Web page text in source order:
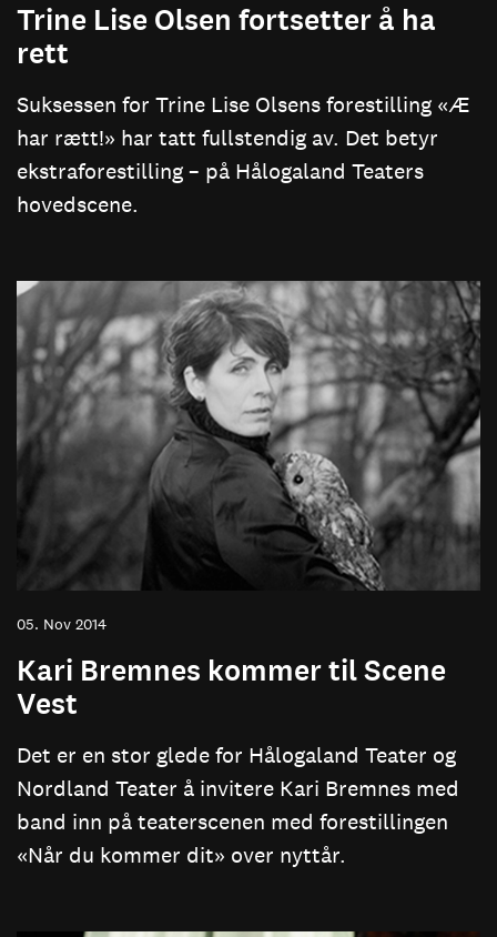
Trine Lise Olsen fortsetter å ha
rett
Suksessen for Trine Lise Olsens forestilling «Æ
har rætt!» har tatt fullstendig av. Det betyr
ekstraforestilling – på Hålogaland Teaters
hovedscene.
05. Nov 2014
Kari Bremnes kommer til Scene
Vest
Det er en stor glede for Hålogaland Teater og
Nordland Teater å invitere Kari Bremnes med
band inn på teaterscenen med forestillingen
«Når du kommer dit» over nyttår.